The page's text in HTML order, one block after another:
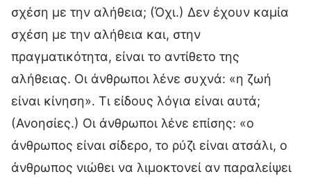
σχέση με την αλήθεια; (Όχι.) Δεν έχουν καμία
σχέση με την αλήθεια και, στην
πραγματικότητα, είναι το αντίθετο της
αλήθειας. Οι άνθρωποι λένε συχνά: «η ζωή
είναι κίνηση». Τι είδους λόγια είναι αυτά;
(Ανοησίες.) Οι άνθρωποι λένε επίσης: «ο
άνθρωπος είναι σίδερο, το ρύζι είναι ατσάλι, ο
άνθρωπος νιώθει να λιμοκτονεί αν παραλείψει